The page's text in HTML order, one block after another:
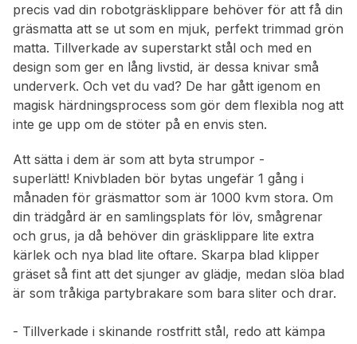
precis vad din robotgräsklippare behöver för att få din
gräsmatta att se ut som en mjuk, perfekt trimmad grön
matta. Tillverkade av superstarkt stål och med en
design som ger en lång livstid, är dessa knivar små
underverk. Och vet du vad? De har gått igenom en
magisk härdningsprocess som gör dem flexibla nog att
inte ge upp om de stöter på en envis sten.
Att sätta i dem är som att byta strumpor -
superlätt! Knivbladen bör bytas ungefär 1 gång i
månaden för gräsmattor som är 1000 kvm stora. Om
din trädgård är en samlingsplats för löv, smågrenar
och grus, ja då behöver din gräsklippare lite extra
kärlek och nya blad lite oftare. Skarpa blad klipper
gräset så fint att det sjunger av glädje, medan slöa blad
är som tråkiga partybrakare som bara sliter och drar.
- Tillverkade i skinande rostfritt stål, redo att kämpa